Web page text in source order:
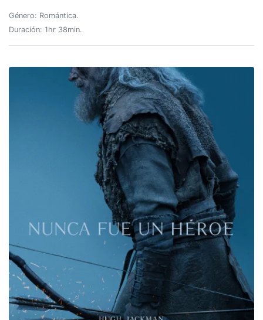
Género: Romántica.
Duración: 1hr 38min.